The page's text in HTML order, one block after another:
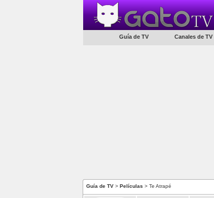
Guía de TV Canales de TV
Guía de TV > Películas > Te Atrapé